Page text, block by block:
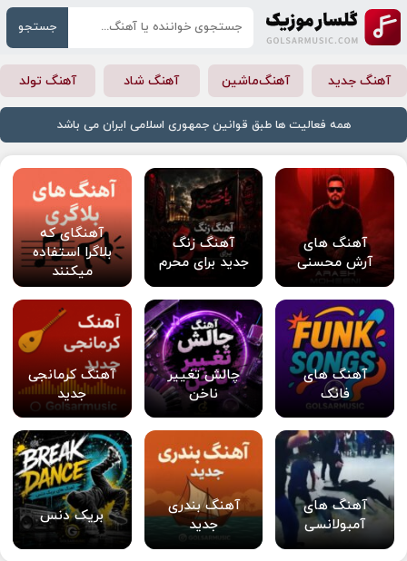
جستجو
آهنگ جدید آهنگ‌ماشین آهنگ شاد آهنگ تولد
همه فعالیت ها طبق قوانین جمهوری اسلامی ایران می باشد
آهنگ های
آرش محسنی
آهنگ زنگ
جدید برای محرم
آهنگای که
بلاگرا استفاده
میکنند
آهنگ های
فانک
چالش تغییر
ناخن
آهنگ کرمانجی
جدید
آهنگ های
آمبولانسی
آهنگ بندری
جدید
بریک دنس